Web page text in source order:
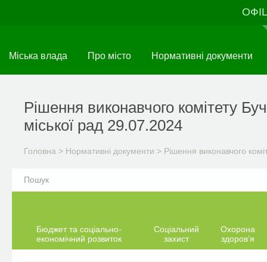
Міська влада Про місто Нормативні документи
Рішення виконавчого комітету
міської рад 29.07.2024
Головна > Нормативні документи > Рішення виконавчого
Бюджет та соціально-
економічний розвиток
Соціальний
захист
Охорона
здоров’я